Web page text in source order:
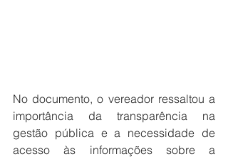
No documento, o vereador ressaltou a
importância da transparência na
gestão pública e a necessidade de
acesso às informações sobre a